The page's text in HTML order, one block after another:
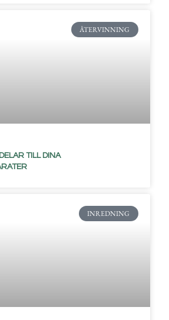
ÅTERVINNING
TILL DINA
INREDNING